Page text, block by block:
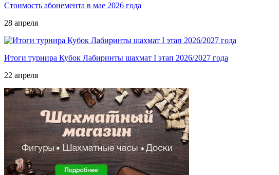
Стоимость абонемента в мае 2026 года
28 апреля
Итоги турнира Кубок Лабиринты шахмат I этап 2026/2027 года
22 апреля